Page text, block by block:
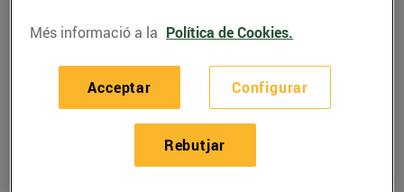
RECEPTES
Púding casolà de poma
Per 3,21 € el pastís
Més informació a la Política de Cookies.
Configurar
Rebutjar
Acceptar